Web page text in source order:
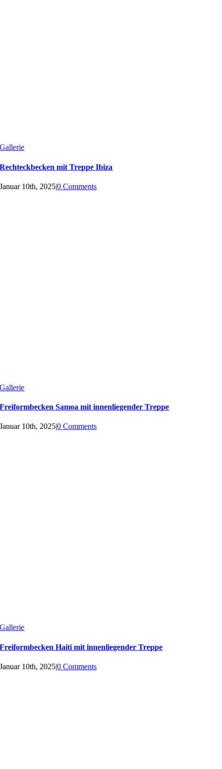
Gallerie
Rechteckbecken mit Treppe Ibiza
Januar 10th, 2025|0 Comments
Gallerie
Freiformbecken Samoa mit innenliegender Treppe
Januar 10th, 2025|0 Comments
Gallerie
Freiformbecken Haiti mit innenliegender Treppe
Januar 10th, 2025|0 Comments